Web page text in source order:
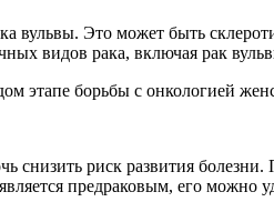
вульвы. Это может быть
видов рака, включая рак
этапе борьбы с онкологией
снизить риск развития
предраковым, его можно